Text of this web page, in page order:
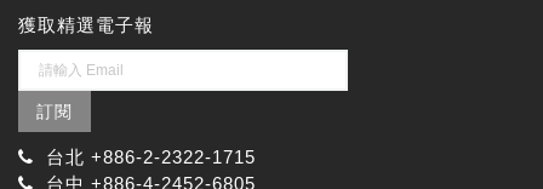
獲取精選電子報
訂閱
台北 +886-2-2322-1715
台中 +886-4-2452-6805